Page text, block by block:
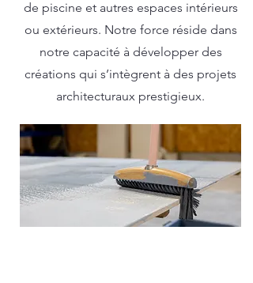
de piscine et autres espaces intérieurs
ou extérieurs. Notre force réside dans
notre capacité à développer des
créations qui s’intègrent à des projets
architecturaux prestigieux.